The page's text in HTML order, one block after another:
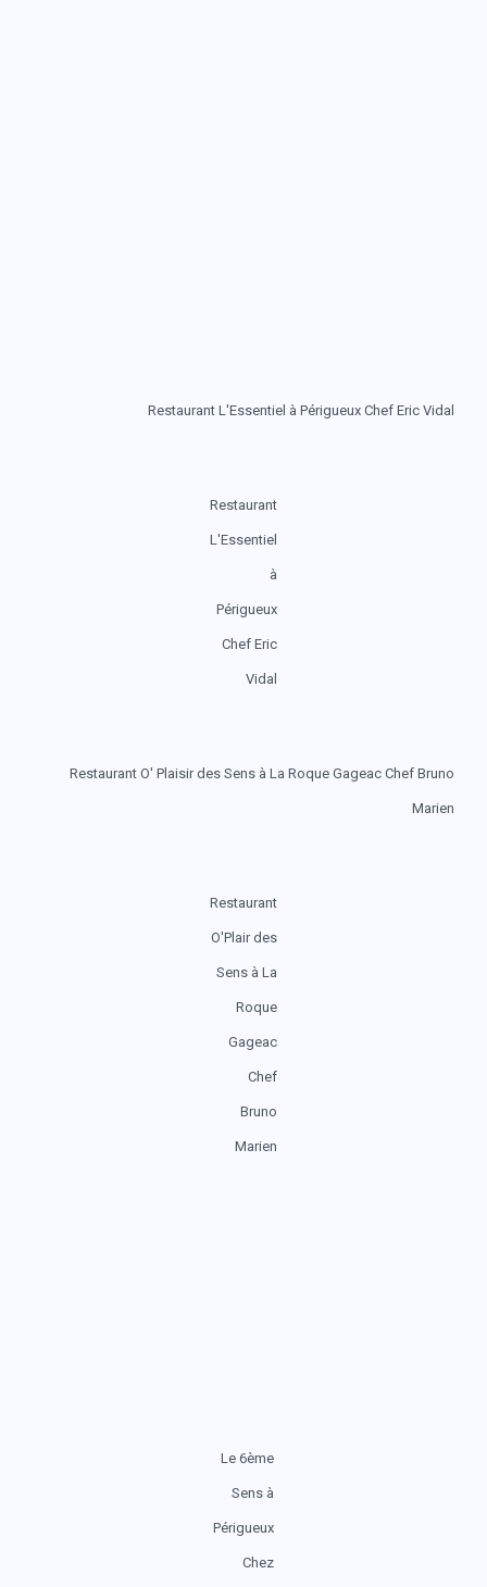
Restaurant L'Essentiel à Périgueux Chef Eric Vidal
Restaurant
L'Essentiel
à
Périgueux
Chef Eric
Vidal
Restaurant O' Plaisir des Sens à La Roque Gageac Chef Bruno
Marien
Restaurant
O'Plair des
Sens à La
Roque
Gageac
Chef
Bruno
Marien
Le 6ème
Sens à
Périgueux
Chez